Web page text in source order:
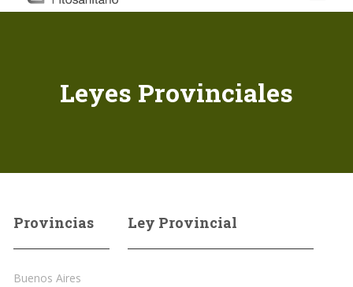
Leyes Provinciales
Provincias Ley Provincial
Buenos Aires